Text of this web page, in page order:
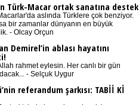
Türk-Macar ortak sanatına destek
aslında Türklere çok benziyor.
bir zamanlar dünyanın en büyük
- Olcay Orçun
Demirel’in ablası hayatını
rahmet eylesin. Her canlı bir gün
- Selçuk Uygur
referandum şarkısı: TABİİ Kİ